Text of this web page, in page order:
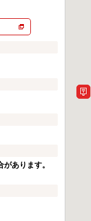
あります。